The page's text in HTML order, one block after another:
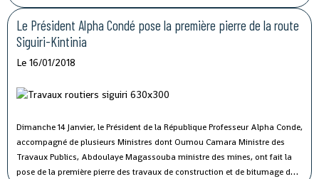
protocole d’accord du 09 octobre portant maintien de l’ancienne valeur
monétaire du point d’indice à 1030 et 977 au lieu de 751 et 698.
Le Président Alpha Condé pose la première pierre de la route
Siguiri-Kintinia
Le 16/01/2018
Dimanche 14 Janvier, le Président de la République Professeur Alpha Conde,
accompagné de plusieurs Ministres dont Oumou Camara Ministre des
Travaux Publics, Abdoulaye Magassouba ministre des mines, ont fait la
pose de la première pierre des travaux de construction et de bitumage du